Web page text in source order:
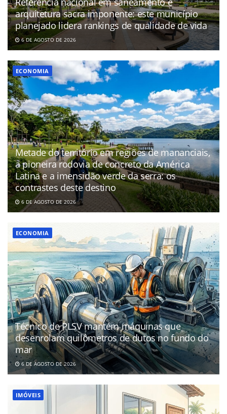
arquitetura sacra imponente: este município
planejado lidera rankings de qualidade de vida
6 DE AGOSTO DE 2026
ECONOMIA
Metade do território em regiões de mananciais,
a pioneira rodovia de concreto da América
Latina e a imensidão verde da serra: os
contrastes deste destino
6 DE AGOSTO DE 2026
ECONOMIA
Técnico de PLSV mantém máquinas que
desenrolam quilômetros de dutos no fundo do
mar
6 DE AGOSTO DE 2026
IMÓVEIS